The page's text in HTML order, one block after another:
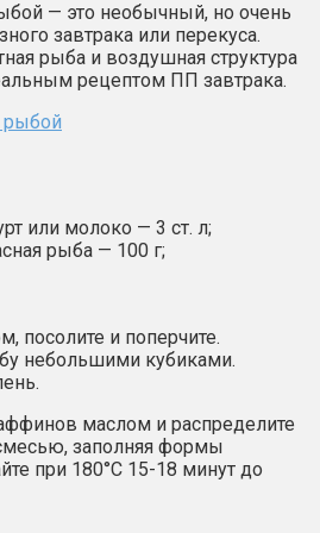
— это необычный, но очень
завтрака или перекуса.
рыба и воздушная структура
рецептом ПП завтрака.
или молоко — 3 ст. л;
рыба — 100 г;
посолите и поперчите.
небольшими кубиками.
маслом и распределите
заполняя формы
при 180°C 15-18 минут до